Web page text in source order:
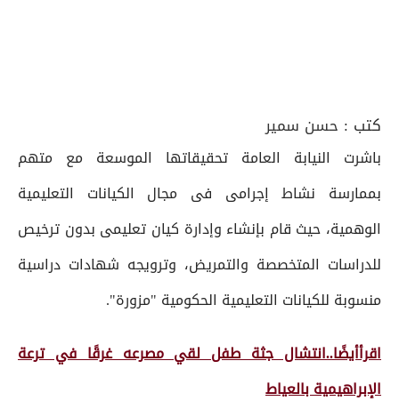
كتب : حسن سمير
باشرت النيابة العامة تحقيقاتها الموسعة مع متهم
بممارسة نشاط إجرامى فى مجال الكيانات التعليمية
الوهمية، حيث قام بإنشاء وإدارة كيان تعليمى بدون ترخيص
للدراسات المتخصصة والتمريض، وترويجه شهادات دراسية
منسوبة للكيانات التعليمية الحكومية "مزورة".
اقرأأيضًا..انتشال جثة طفل لقي مصرعه غرقًا في ترعة
الإبراهيمية بالعياط